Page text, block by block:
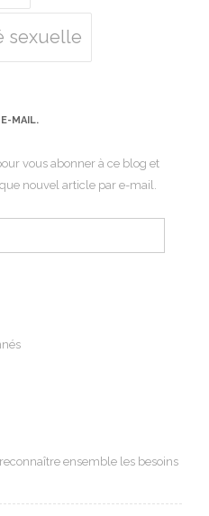
sexuelle
MAIL.
vous abonner à ce blog et
nouvel article par e-mail.
ensemble les besoins